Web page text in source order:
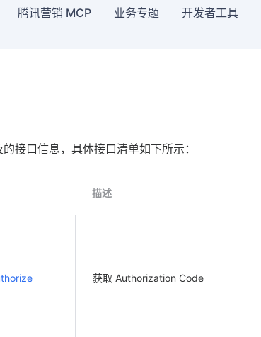
腾讯营销 MCP 业务专题 开发者工具
接口信息，具体接口清单如下所示：
描述
获取 Authorization Code